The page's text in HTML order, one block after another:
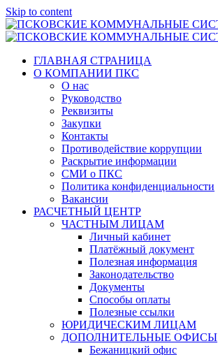
Skip to content
ГЛАВНАЯ СТРАНИЦА
О КОМПАНИИ ПКС
О нас
Руководство
Реквизиты
Закупки
Контакты
Противодействие коррупции
Раскрытие информации
СМИ о ПКС
Политика конфиденциальности
Вакансии
РАСЧЕТНЫЙ ЦЕНТР
ЧАСТНЫМ ЛИЦАМ
Личный кабинет
Платёжный документ
Полезная информация
Законодательство
Документы
Способы оплаты
Полезные ссылки
ЮРИДИЧЕСКИМ ЛИЦАМ
ДОПОЛНИТЕЛЬНЫЕ ОФИСЫ
Бежаницкий офис